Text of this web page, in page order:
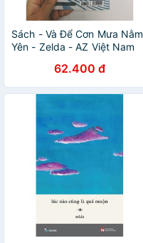
Sách - Và Để Cơn Mưa Nằm
Yên - Zelda - AZ Việt Nam
62.400 đ